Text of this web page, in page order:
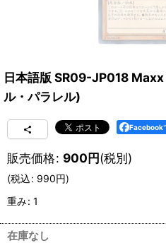
日本語版 SR09-JP018
ル・パラレル)
Facebook
販売価格: 900円(税別)
(税込: 990円)
重み: 1
在庫なし